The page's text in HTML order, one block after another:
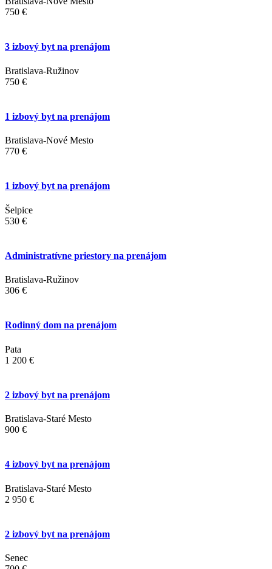
750 €
3 izbový byt na prenájom
Bratislava-Ružinov
750 €
1 izbový byt na prenájom
Bratislava-Nové Mesto
770 €
1 izbový byt na prenájom
Šelpice
530 €
Administratívne priestory na prenájom
Bratislava-Ružinov
306 €
Rodinný dom na prenájom
Pata
1 200 €
2 izbový byt na prenájom
Bratislava-Staré Mesto
900 €
4 izbový byt na prenájom
Bratislava-Staré Mesto
2 950 €
2 izbový byt na prenájom
Senec